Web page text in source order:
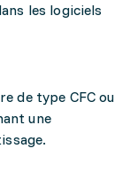
les logiciels
de type CFC ou
une